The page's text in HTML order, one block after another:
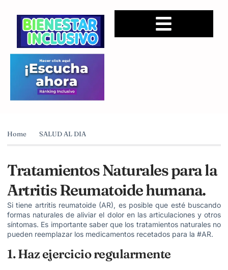
Home SALUD AL DIA
Tratamientos Naturales para la
Artritis Reumatoide humana.
Si tiene artritis reumatoide (AR), es posible que esté buscando
formas naturales de aliviar el dolor en las articulaciones y otros
síntomas. Es importante saber que los tratamientos naturales no
pueden reemplazar los medicamentos recetados para la #AR.
1. Haz ejercicio regularmente